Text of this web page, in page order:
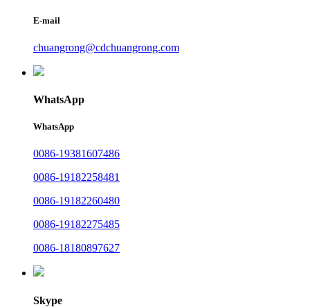
E-mail
chuangrong@cdchuangrong.com
WhatsApp
WhatsApp
0086-19381607486
0086-19182258481
0086-19182260480
0086-19182275485
0086-18180897627
Skype